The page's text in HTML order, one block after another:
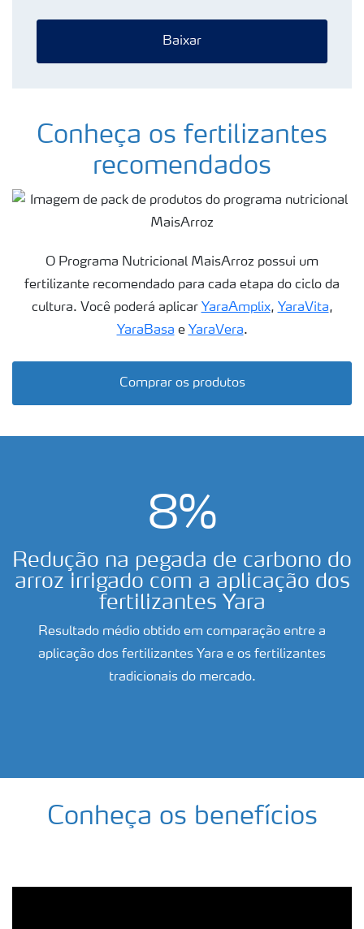
Baixar
Conheça os fertilizantes
recomendados
O Programa Nutricional MaisArroz possui um
fertilizante recomendado para cada etapa do ciclo da
cultura. Você poderá aplicar YaraAmplix, YaraVita,
YaraBasa e YaraVera.
Comprar os produtos
8%
Redução na pegada de carbono do
arroz irrigado com a aplicação dos
fertilizantes Yara
Resultado médio obtido em comparação entre a
aplicação dos fertilizantes Yara e os fertilizantes
tradicionais do mercado.
Conheça os benefícios